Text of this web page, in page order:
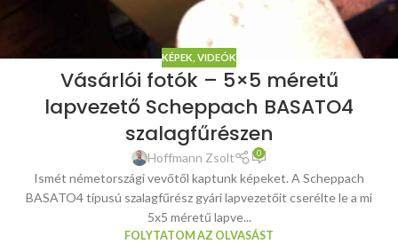
KÉPEK, VIDEÓK
Vásárlói fotók – 5×5 méretű
lapvezető Scheppach BASATO4
szalagfűrészen
Hoffmann Zsolt 0
Ismét németországi vevőtől kaptunk képeket. A Scheppach
BASATO4 típusú szalagfűrész gyári lapvezetőit cserélte le a mi
5x5 méretű lapve...
FOLYTATOM AZ OLVASÁST